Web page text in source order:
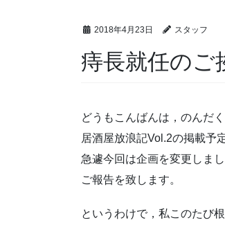
2018年4月23日 スタッフ
痔長就任のご
どうもこんばんは，のんだく
居酒屋放浪記Vol.2の掲載予
急遽今回は企画を変更しま
ご報告を致します。
というわけで，私このたび